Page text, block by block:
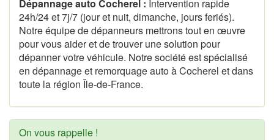
Dépannage auto Cocherel : Intervention rapide
24h/24 et 7j/7 (jour et nuit, dimanche, jours feriés).
Notre équipe de dépanneurs mettrons tout en œuvre
pour vous aider et de trouver une solution pour
dépanner votre véhicule. Notre société est spécialisé
en dépannage et remorquage auto à Cocherel et dans
toute la région Île-de-France.
On vous rappelle !